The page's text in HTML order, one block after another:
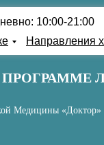
Направления
10:00-21:00
Медицины